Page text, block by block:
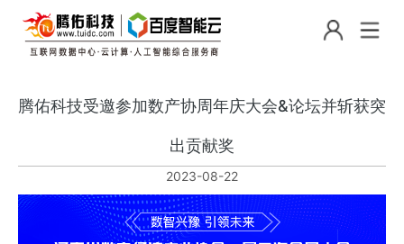
腾佑科技受邀参加数产协周年庆大会&论坛并斩获突
出贡献奖
2023-08-22